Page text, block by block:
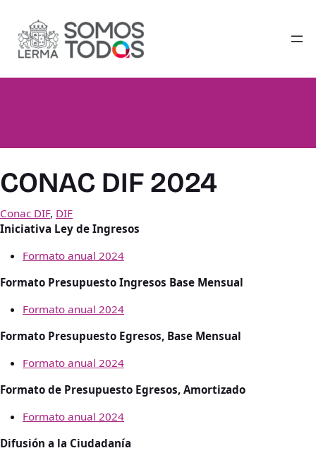
contenido
CONAC DIF 2024
Conac DIF, DIF
Iniciativa Ley de Ingresos
Formato anual 2024
Formato Presupuesto Ingresos Base Mensual
Formato anual 2024
Formato Presupuesto Egresos, Base Mensual
Formato anual 2024
Formato de Presupuesto Egresos, Amortizado
Formato anual 2024
Difusión a la Ciudadanía